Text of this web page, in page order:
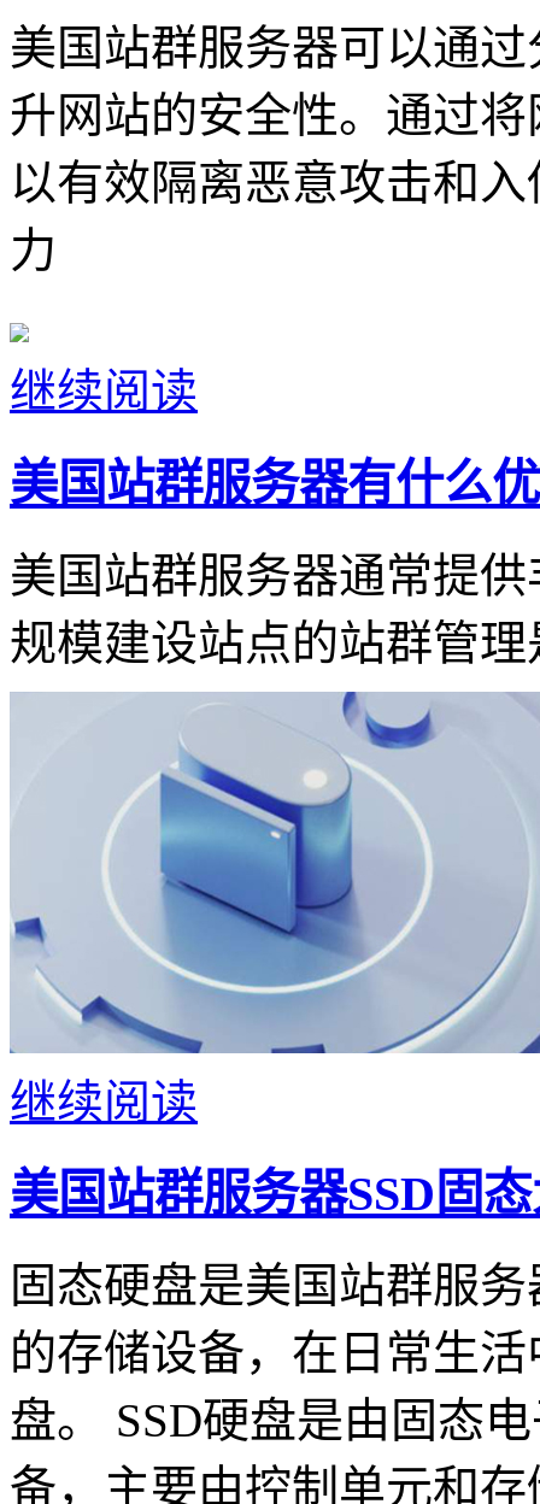
美国站群服务器可以通
升网站的安全性。通过
以有效隔离恶意攻击和
力
继续阅读
美国站群服务器有什么
美国站群服务器通常提
规模建设站点的站群管
继续阅读
美国站群服务器SSD固
固态硬盘是美国站群服
的存储设备，在日常生
盘。 SSD硬盘是由固态
备，主要由控制单元和